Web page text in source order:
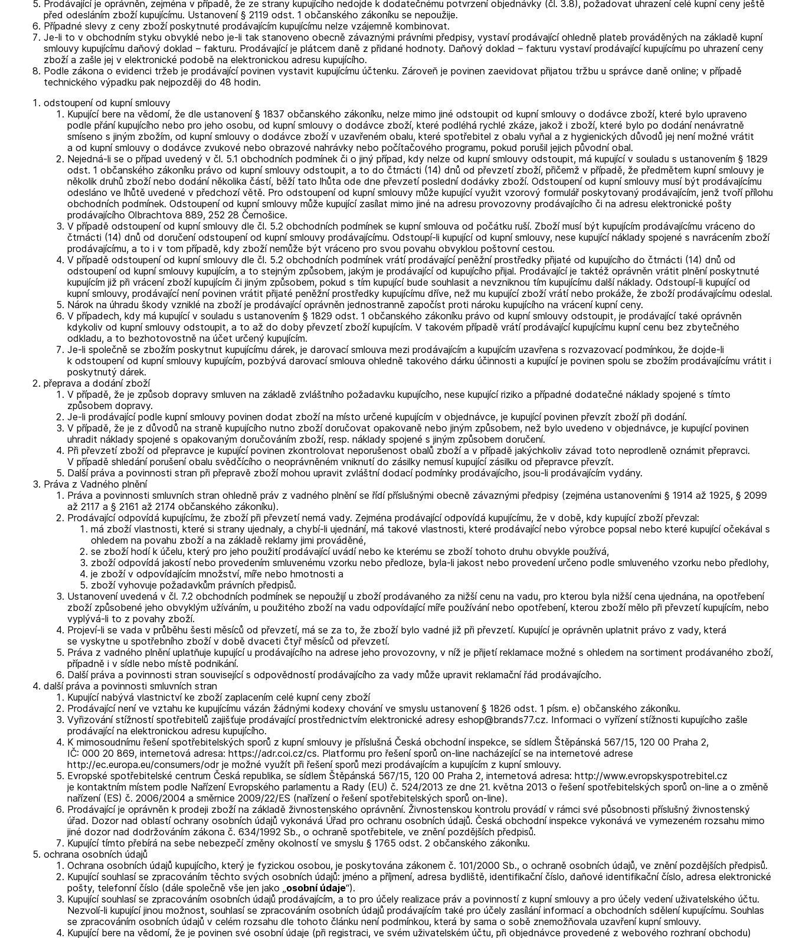
Prodávající je oprávněn, zejména v případě, že ze strany kupujícího nedojde k dodatečnému potvrzení objednávky (čl. 3.8), požadovat uhrazení celé kupní ceny ještě
před odesláním zboží kupujícímu. Ustanovení § 2119 odst. 1 občanského zákoníku se nepoužije.
Případné slevy z ceny zboží poskytnuté prodávajícím kupujícímu nelze vzájemně kombinovat.
Je-li to v obchodním styku obvyklé nebo je-li tak stanoveno obecně závaznými právními předpisy, vystaví prodávající ohledně plateb prováděných na základě kupní
smlouvy kupujícímu daňový doklad – fakturu. Prodávající je plátcem daně z přidané hodnoty. Daňový doklad – fakturu vystaví prodávající kupujícímu po uhrazení ceny
zboží a zašle jej v elektronické podobě na elektronickou adresu kupujícího.
Podle zákona o evidenci tržeb je prodávající povinen vystavit kupujícímu účtenku. Zároveň je povinen zaevidovat přijatou tržbu u správce daně online; v případě
technického výpadku pak nejpozději do 48 hodin.
odstoupení od kupní smlouvy
Kupující bere na vědomí, že dle ustanovení § 1837 občanského zákoníku, nelze mimo jiné odstoupit od kupní smlouvy o dodávce zboží, které bylo upraveno
podle přání kupujícího nebo pro jeho osobu, od kupní smlouvy o dodávce zboží, které podléhá rychlé zkáze, jakož i zboží, které bylo po dodání nenávratně
smíseno s jiným zbožím, od kupní smlouvy o dodávce zboží v uzavřeném obalu, které spotřebitel z obalu vyňal a z hygienických důvodů jej není možné vrátit
a od kupní smlouvy o dodávce zvukové nebo obrazové nahrávky nebo počítačového programu, pokud porušil jejich původní obal.
Nejedná-li se o případ uvedený v čl. 5.1 obchodních podmínek či o jiný případ, kdy nelze od kupní smlouvy odstoupit, má kupující v souladu s ustanovením § 1829
odst. 1 občanského zákoníku právo od kupní smlouvy odstoupit, a to do čtrnácti (14) dnů od převzetí zboží, přičemž v případě, že předmětem kupní smlouvy je
několik druhů zboží nebo dodání několika částí, běží tato lhůta ode dne převzetí poslední dodávky zboží. Odstoupení od kupní smlouvy musí být prodávajícímu
odesláno ve lhůtě uvedené v předchozí větě. Pro odstoupení od kupní smlouvy může kupující využit vzorový formulář poskytovaný prodávajícím, jenž tvoří přílohu
obchodních podmínek. Odstoupení od kupní smlouvy může kupující zasílat mimo jiné na adresu provozovny prodávajícího či na adresu elektronické pošty
prodávajícího Olbrachtova 889, 252 28 Černošice.
V případě odstoupení od kupní smlouvy dle čl. 5.2 obchodních podmínek se kupní smlouva od počátku ruší. Zboží musí být kupujícím prodávajícímu vráceno do
čtrnácti (14) dnů od doručení odstoupení od kupní smlouvy prodávajícímu. Odstoupí-li kupující od kupní smlouvy, nese kupující náklady spojené s navrácením zboží
prodávajícímu, a to i v tom případě, kdy zboží nemůže být vráceno pro svou povahu obvyklou poštovní cestou.
V případě odstoupení od kupní smlouvy dle čl. 5.2 obchodních podmínek vrátí prodávající peněžní prostředky přijaté od kupujícího do čtrnácti (14) dnů od
odstoupení od kupní smlouvy kupujícím, a to stejným způsobem, jakým je prodávající od kupujícího přijal. Prodávající je taktéž oprávněn vrátit plnění poskytnuté
kupujícím již při vrácení zboží kupujícím či jiným způsobem, pokud s tím kupující bude souhlasit a nevzniknou tím kupujícímu další náklady. Odstoupí-li kupující od
kupní smlouvy, prodávající není povinen vrátit přijaté peněžní prostředky kupujícímu dříve, než mu kupující zboží vrátí nebo prokáže, že zboží prodávajícímu odeslal.
Nárok na úhradu škody vzniklé na zboží je prodávající oprávněn jednostranně započíst proti nároku kupujícího na vrácení kupní ceny.
V případech, kdy má kupující v souladu s ustanovením § 1829 odst. 1 občanského zákoníku právo od kupní smlouvy odstoupit, je prodávající také oprávněn
kdykoliv od kupní smlouvy odstoupit, a to až do doby převzetí zboží kupujícím. V takovém případě vrátí prodávající kupujícímu kupní cenu bez zbytečného
odkladu, a to bezhotovostně na účet určený kupujícím.
Je-li společně se zbožím poskytnut kupujícímu dárek, je darovací smlouva mezi prodávajícím a kupujícím uzavřena s rozvazovací podmínkou, že dojde-li
k odstoupení od kupní smlouvy kupujícím, pozbývá darovací smlouva ohledně takového dárku účinnosti a kupující je povinen spolu se zbožím prodávajícímu vrátit i
poskytnutý dárek.
přeprava a dodání zboží
V případě, že je způsob dopravy smluven na základě zvláštního požadavku kupujícího, nese kupující riziko a případné dodatečné náklady spojené s tímto
způsobem dopravy.
Je-li prodávající podle kupní smlouvy povinen dodat zboží na místo určené kupujícím v objednávce, je kupující povinen převzít zboží při dodání.
V případě, že je z důvodů na straně kupujícího nutno zboží doručovat opakovaně nebo jiným způsobem, než bylo uvedeno v objednávce, je kupující povinen
uhradit náklady spojené s opakovaným doručováním zboží, resp. náklady spojené s jiným způsobem doručení.
Při převzetí zboží od přepravce je kupující povinen zkontrolovat neporušenost obalů zboží a v případě jakýchkoliv závad toto neprodleně oznámit přepravci.
V případě shledání porušení obalu svědčícího o neoprávněném vniknutí do zásilky nemusí kupující zásilku od přepravce převzít.
Další práva a povinnosti stran při přepravě zboží mohou upravit zvláštní dodací podmínky prodávajícího, jsou-li prodávajícím vydány.
Práva z Vadného plnění
Práva a povinnosti smluvních stran ohledně práv z vadného plnění se řídí příslušnými obecně závaznými předpisy (zejména ustanoveními § 1914 až 1925, § 2099
až 2117 a § 2161 až 2174 občanského zákoníku).
Prodávající odpovídá kupujícímu, že zboží při převzetí nemá vady. Zejména prodávající odpovídá kupujícímu, že v době, kdy kupující zboží převzal:
má zboží vlastnosti, které si strany ujednaly, a chybí-li ujednání, má takové vlastnosti, které prodávající nebo výrobce popsal nebo které kupující očekával s
ohledem na povahu zboží a na základě reklamy jimi prováděné,
se zboží hodí k účelu, který pro jeho použití prodávající uvádí nebo ke kterému se zboží tohoto druhu obvykle používá,
zboží odpovídá jakostí nebo provedením smluvenému vzorku nebo předloze, byla-li jakost nebo provedení určeno podle smluveného vzorku nebo předlohy,
je zboží v odpovídajícím množství, míře nebo hmotnosti a
zboží vyhovuje požadavkům právních předpisů.
Ustanovení uvedená v čl. 7.2 obchodních podmínek se nepoužijí u zboží prodávaného za nižší cenu na vadu, pro kterou byla nižší cena ujednána, na opotřebení
zboží způsobené jeho obvyklým užíváním, u použitého zboží na vadu odpovídající míře používání nebo opotřebení, kterou zboží mělo při převzetí kupujícím, nebo
vyplývá-li to z povahy zboží.
Projeví-li se vada v průběhu šesti měsíců od převzetí, má se za to, že zboží bylo vadné již při převzetí. Kupující je oprávněn uplatnit právo z vady, která
se vyskytne u spotřebního zboží v době dvaceti čtyř měsíců od převzetí.
Práva z vadného plnění uplatňuje kupující u prodávajícího na adrese jeho provozovny, v níž je přijetí reklamace možné s ohledem na sortiment prodávaného zboží,
případně i v sídle nebo místě podnikání.
Další práva a povinnosti stran související s odpovědností prodávajícího za vady může upravit reklamační řád prodávajícího.
další práva a povinnosti smluvních stran
Kupující nabývá vlastnictví ke zboží zaplacením celé kupní ceny zboží
Prodávající není ve vztahu ke kupujícímu vázán žádnými kodexy chování ve smyslu ustanovení § 1826 odst. 1 písm. e) občanského zákoníku.
Vyřizování stížností spotřebitelů zajišťuje prodávající prostřednictvím elektronické adresy eshop@brands77.cz. Informaci o vyřízení stížnosti kupujícího zašle
prodávající na elektronickou adresu kupujícího.
K mimosoudnímu řešení spotřebitelských sporů z kupní smlouvy je příslušná Česká obchodní inspekce, se sídlem Štěpánská 567/15, 120 00 Praha 2,
IČ: 000 20 869, internetová adresa: https://adr.coi.cz/cs. Platformu pro řešení sporů on-line nacházející se na internetové adrese
http://ec.europa.eu/consumers/odr je možné využít při řešení sporů mezi prodávajícím a kupujícím z kupní smlouvy.
Evropské spotřebitelské centrum Česká republika, se sídlem Štěpánská 567/15, 120 00 Praha 2, internetová adresa: http://www.evropskyspotrebitel.cz
je kontaktním místem podle Nařízení Evropského parlamentu a Rady (EU) č. 524/2013 ze dne 21. května 2013 o řešení spotřebitelských sporů on-line a o změně
nařízení (ES) č. 2006/2004 a směrnice 2009/22/ES (nařízení o řešení spotřebitelských sporů on-line).
Prodávající je oprávněn k prodeji zboží na základě živnostenského oprávnění. Živnostenskou kontrolu provádí v rámci své působnosti příslušný živnostenský
úřad. Dozor nad oblastí ochrany osobních údajů vykonává Úřad pro ochranu osobních údajů. Česká obchodní inspekce vykonává ve vymezeném rozsahu mimo
jiné dozor nad dodržováním zákona č. 634/1992 Sb., o ochraně spotřebitele, ve znění pozdějších předpisů.
Kupující tímto přebírá na sebe nebezpečí změny okolností ve smyslu § 1765 odst. 2 občanského zákoníku.
ochrana osobních údajů
Ochrana osobních údajů kupujícího, který je fyzickou osobou, je poskytována zákonem č. 101/2000 Sb., o ochraně osobních údajů, ve znění pozdějších předpisů.
Kupující souhlasí se zpracováním těchto svých osobních údajů: jméno a příjmení, adresa bydliště, identifikační číslo, daňové identifikační číslo, adresa elektronické
pošty, telefonní číslo (dále společně vše jen jako „ osobní údaje“).
Kupující souhlasí se zpracováním osobních údajů prodávajícím, a to pro účely realizace práv a povinností z kupní smlouvy a pro účely vedení uživatelského účtu.
Nezvolí-li kupující jinou možnost, souhlasí se zpracováním osobních údajů prodávajícím také pro účely zasílání informací a obchodních sdělení kupujícímu. Souhlas
se zpracováním osobních údajů v celém rozsahu dle tohoto článku není podmínkou, která by sama o sobě znemožňovala uzavření kupní smlouvy.
Kupující bere na vědomí, že je povinen své osobní údaje (při registraci, ve svém uživatelském účtu, při objednávce provedené z webového rozhraní obchodu)